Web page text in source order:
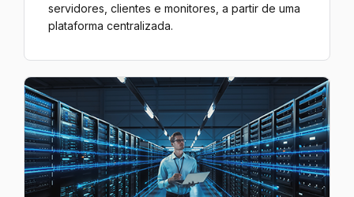
servidores, clientes e monitores, a partir de uma
plataforma centralizada.